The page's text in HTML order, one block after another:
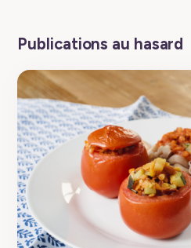
Publications au hasard